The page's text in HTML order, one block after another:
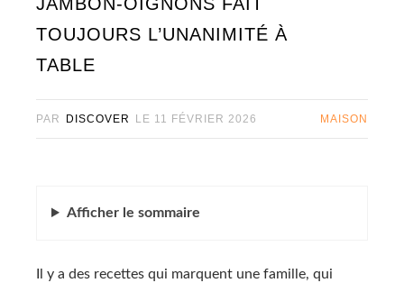
TOUJOURS L’UNANIMITÉ À
TABLE
PAR DISCOVER LE 11 FÉVRIER 2026 MAISON
Afficher le sommaire
Il y a des recettes qui marquent une famille, qui